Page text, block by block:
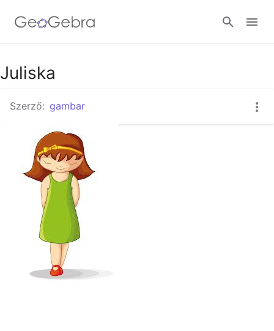
Juliska
Szerző: gambar